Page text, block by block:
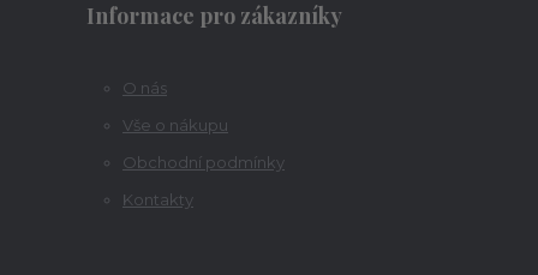
Informace pro zákazníky
O nás
Vše o nákupu
Obchodní podmínky
Kontakty